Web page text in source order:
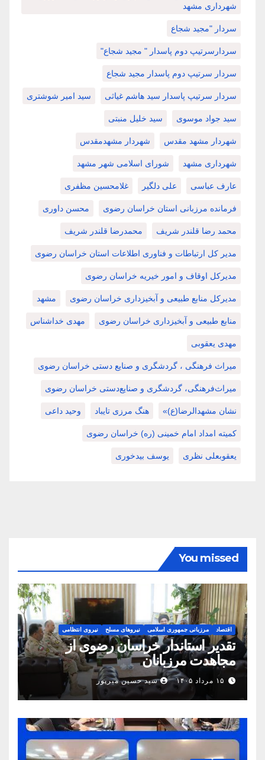
شهرداری مشهد
سردار "مجید شجاع
سردارسرتیپ دوم پاسدار " مجید شجاع"
سردار سرتیپ دوم پاسدار مجید شجاع
سردار سرتیپ پاسدار سید هاشم غیاثی سید امیر شوشتری
سید جواد موسوی سید خلیل منبتی
شهردار مشهد مقدس شهردار مشهدمقدس
شهرداری مشهد شورای اسلامی شهر مشهد
عارف عباسی علی دلگیر غلامحسین مظفری
فرمانده مرزبانی استان خراسان رضوی محسن داوری
محمد رضا قلندر شریف محمدرضا قلندر شریف
مدیر کل ارتباطات و فناوری اطلاعات استان خراسان رضوی
مدیرکل اوقاف و امور خیریه خراسان رضوی
مدیرکل منابع طبیعی و آبخیزداری خراسان رضوی مشهد
منابع طبیعی و آبخیزداری خراسان رضوی مهدی خداشناس
مهدی یعقوبی
میراث فرهنگی ، گردشگری و صنایع دستی خراسان رضوی
میراث‌فرهنگی، گردشگری و صنایع‌دستی خراسان رضوی
نشان مشهدالرضا(ع)» هنگ مرزی تایباد وحید داعی
کمیته امداد امام خمینی (ره) خراسان رضوی
یعقوبعلی نظری یوسف بیدخوری
You missed
اقتصاد مرزبانی جمهوری اسلامی نیروهای مسلح نیروی انتظامی
تقدیر استاندار خراسان رضوی از
مجاهدت مرزبانان
۱۵ مرداد ۱۴۰۵ سید حسین میرپور